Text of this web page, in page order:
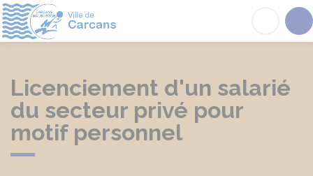
Licenciement d'un salarié
du secteur privé pour
motif personnel